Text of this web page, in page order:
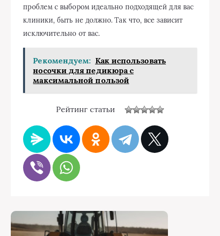
проблем с выбором идеально подходящей для вас
клиники, быть не должно. Так что, все зависит
исключительно от вас.
Рекомендуем: Как использовать
носочки для педикюра с
максимальной пользой
Рейтинг статьи